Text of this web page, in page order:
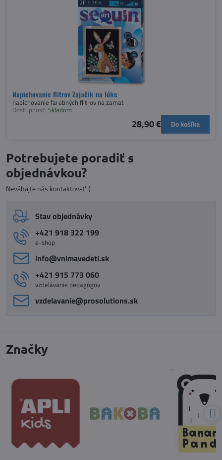
Napichovanie flitrov Zajačik na lúke
napichovanie farebných flitrov na zamat
Dostupnosť: Skladom
28,90 € Do košíka
Potrebujete poradiť s
objednávkou?
Neváhajte nás kontaktovať :)
Stav objednávky
+421 918 322 199
e-shop
info​@vnimavedeti​.sk
+421 915 773 060
vzdelávanie pedagógov
vzdelavanie​@prosolutions​.sk
Značky